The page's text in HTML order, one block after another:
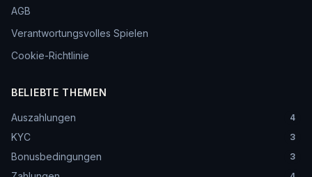
AGB
Verantwortungsvolles Spielen
Cookie-Richtlinie
BELIEBTE THEMEN
Auszahlungen 4
KYC 3
Bonusbedingungen 3